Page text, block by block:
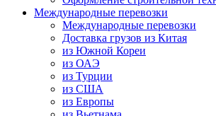
Международные перевозки
Международные перевозки
Доставка грузов из Китая
из Южной Кореи
из ОАЭ
из Турции
из США
из Европы